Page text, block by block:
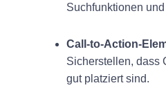
Suchfunktionen
Call-to-Action-
Sicherstellen, dass
gut platziert sind.